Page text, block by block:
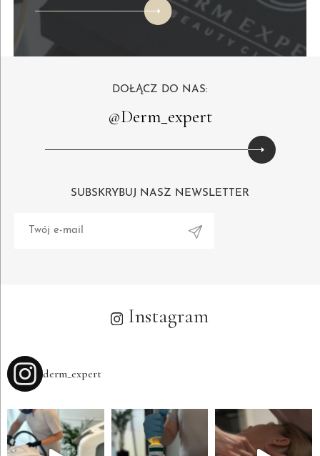
DOŁĄCZ DO NAS:
@Derm_expert
SUBSKRYBUJ NASZ NEWSLETTER
Instagram
derm_expert